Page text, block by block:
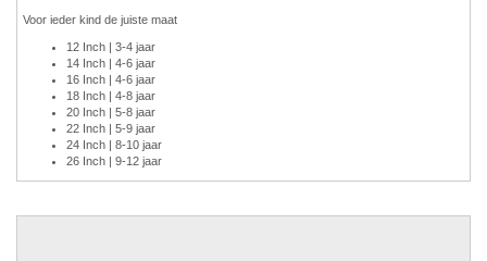
Voor ieder kind de juiste maat
12 Inch | 3-4 jaar
14 Inch | 4-6 jaar
16 Inch | 4-6 jaar
18 Inch | 4-8 jaar
20 Inch | 5-8 jaar
22 Inch | 5-9 jaar
24 Inch | 8-10 jaar
26 Inch | 9-12 jaar